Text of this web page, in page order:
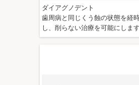
ダイアグノデント
歯周病と同じくう蝕の状態を経
し、削らない治療を可能にします